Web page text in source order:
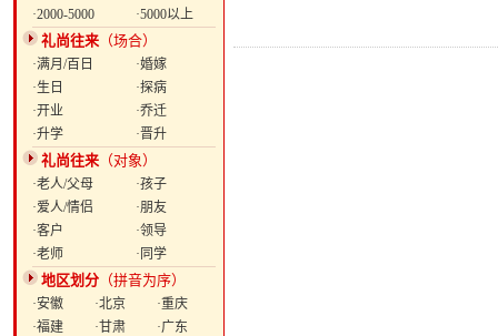
·2000-5000
·5000以上
礼尚往来 （场合）
·满月/百日
·婚嫁
·生日
·探病
·开业
·乔迁
·升学
·晋升
礼尚往来 （对象）
·老人/父母
·孩子
·爱人/情侣
·朋友
·客户
·领导
·老师
·同学
地区划分 （拼音为序）
·安徽 ·北京
·重庆
·福建
·甘肃
·广东